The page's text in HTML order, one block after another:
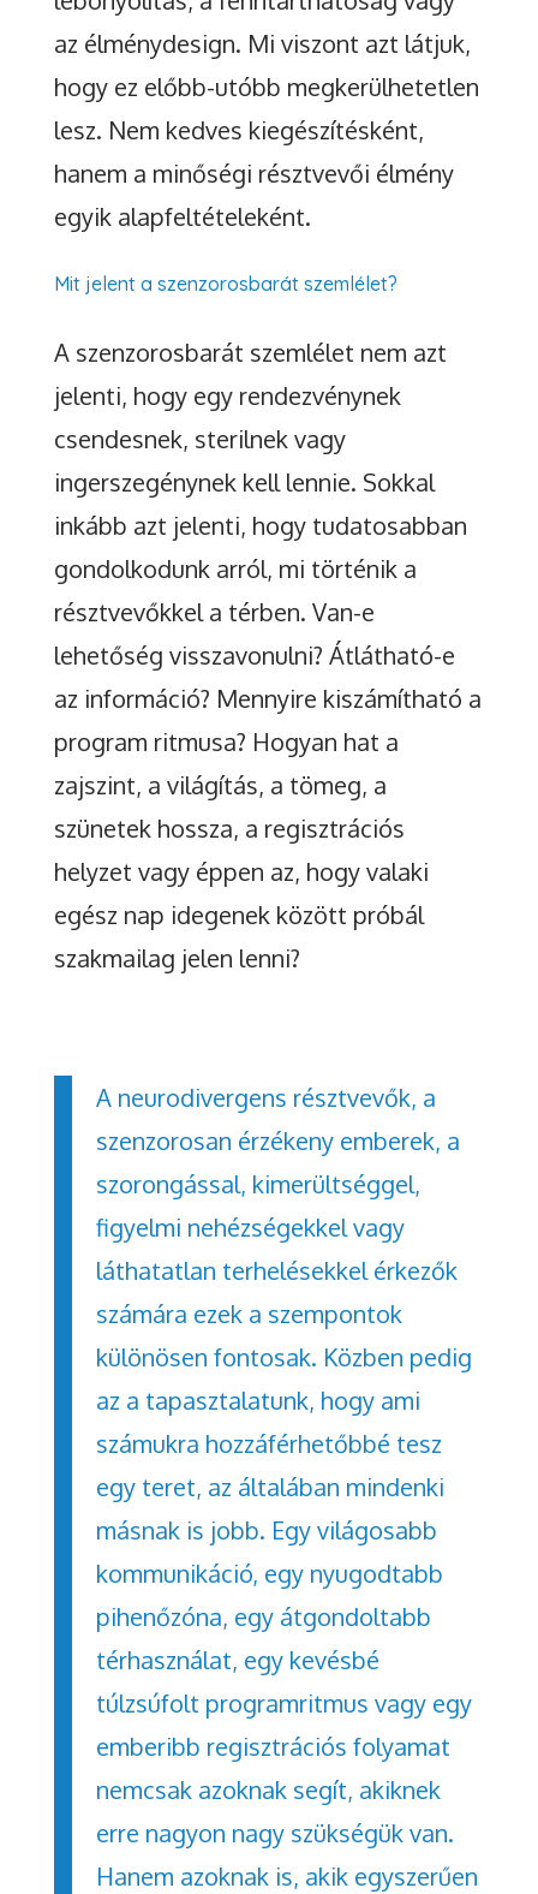
az élménydesign. Mi viszont azt látjuk,
hogy ez előbb-utóbb megkerülhetetlen
lesz. Nem kedves kiegészítésként,
hanem a minőségi résztvevői élmény
egyik alapfeltételeként.
Mit jelent a szenzorosbarát szemlélet?
A szenzorosbarát szemlélet nem azt
jelenti, hogy egy rendezvénynek
csendesnek, sterilnek vagy
ingerszegénynek kell lennie. Sokkal
inkább azt jelenti, hogy tudatosabban
gondolkodunk arról, mi történik a
résztvevőkkel a térben. Van-e
lehetőség visszavonulni? Átlátható-e
az információ? Mennyire kiszámítható a
program ritmusa? Hogyan hat a
zajszint, a világítás, a tömeg, a
szünetek hossza, a regisztrációs
helyzet vagy éppen az, hogy valaki
egész nap idegenek között próbál
szakmailag jelen lenni?
A neurodivergens résztvevők, a
szenzorosan érzékeny emberek, a
szorongással, kimerültséggel,
figyelmi nehézségekkel vagy
láthatatlan terhelésekkel érkezők
számára ezek a szempontok
különösen fontosak. Közben pedig
az a tapasztalatunk, hogy ami
számukra hozzáférhetőbbé tesz
egy teret, az általában mindenki
másnak is jobb. Egy világosabb
kommunikáció, egy nyugodtabb
pihenőzóna, egy átgondoltabb
térhasználat, egy kevésbé
túlzsúfolt programritmus vagy egy
emberibb regisztrációs folyamat
nemcsak azoknak segít, akiknek
erre nagyon nagy szükségük van.
Hanem azoknak is, akik egyszerűen